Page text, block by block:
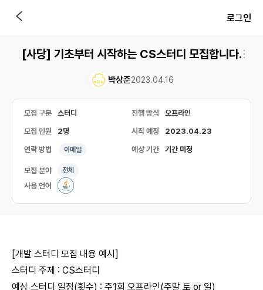
로그인
[사당] 기초부터 시작하는 CS스터디 모집합니다.
박상준2023.04.16
모집 구분 스터디 진행 방식 오프라인
모집 인원 2명 시작 예정 2023.04.23
연락 방법 이메일 예상 기간 기간 미정
모집 분야 전체
사용 언어
[개발 스터디 모집 내용 예시]
스터디 주제 : CS스터디
예상 스터디 일정(횟수) : 주1회 오프라인(주말 토 or 일)